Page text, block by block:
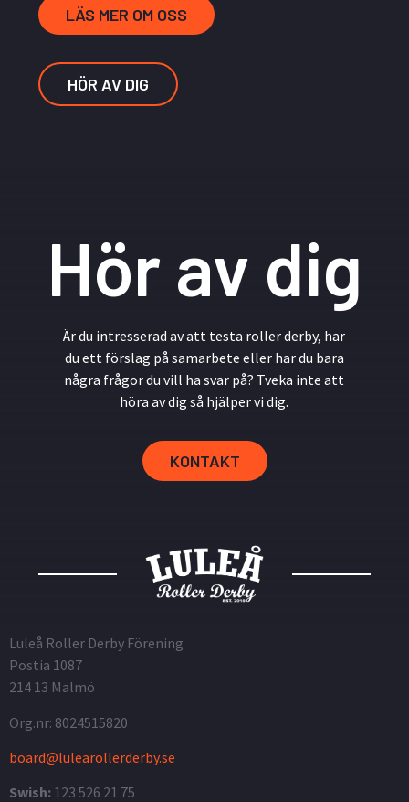
LÄS MER OM OSS
HÖR AV DIG
Hör av dig
Är du intresserad av att testa roller derby, har
du ett förslag på samarbete eller har du bara
några frågor du vill ha svar på? Tveka inte att
höra av dig så hjälper vi dig.
KONTAKT
Luleå Roller Derby Förening
Postia 1087
214 13 Malmö
Org.nr: 8024515820
board@lulearollerderby.se
Swish: 123 526 21 75